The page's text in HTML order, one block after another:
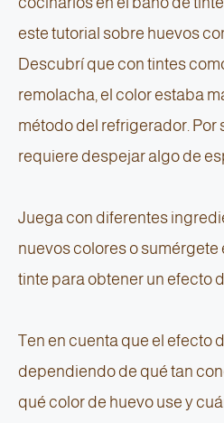
este tutorial sobre huevos
Descubrí que con tintes
remolacha, el color estaba
método del refrigerador. Por
requiere despejar algo de
Juega con diferentes
nuevos colores o
tinte para obtener un efecto
Ten en cuenta que el efecto
dependiendo de qué tan
qué color de huevo use y